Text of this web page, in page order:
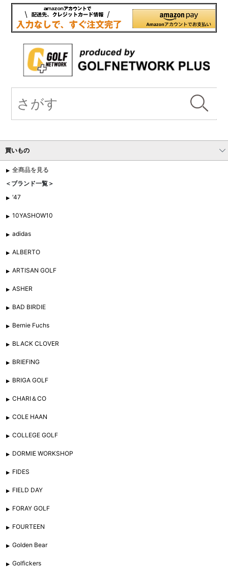
買いもの
全商品を見る
＜ブランド一覧＞
'47
10YASHOW10
adidas
ALBERTO
ARTISAN GOLF
ASHER
BAD BIRDIE
Bernie Fuchs
BLACK CLOVER
BRIEFING
BRIGA GOLF
CHARI＆CO
COLE HAAN
COLLEGE GOLF
DORMIE WORKSHOP
FIDES
FIELD DAY
FORAY GOLF
FOURTEEN
Golden Bear
Golfickers